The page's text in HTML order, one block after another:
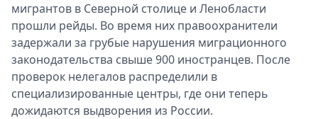
мигрантов в Северной столице и Ленобласти
прошли рейды. Во время них правоохранители
задержали за грубые нарушения миграционного
законодательства свыше 900 иностранцев. После
проверок нелегалов распределили в
специализированные центры, где они теперь
дожидаются выдворения из России.